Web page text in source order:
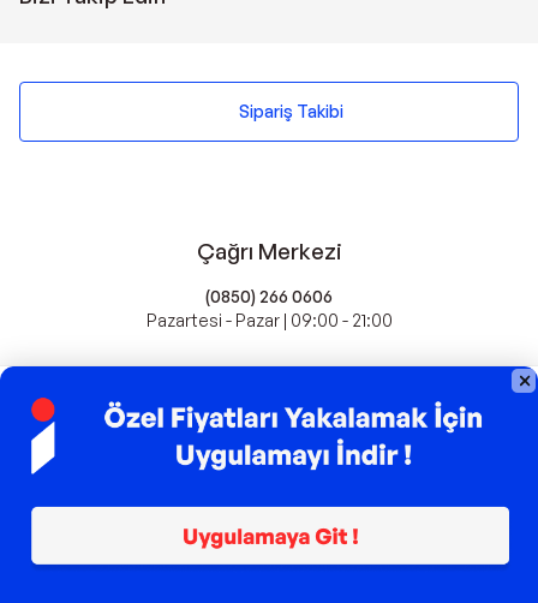
Popüler Markalar
Farmasi
Xiaomi
Lavazza
Fashcolle
Pro Plan
Sipariş Takibi
Çağrı Merkezi
(0850) 266 0606
Pazartesi - Pazar | 09:00 - 21:00